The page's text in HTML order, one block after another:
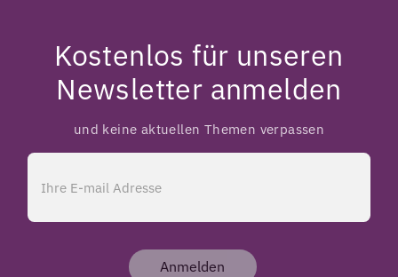
Kostenlos für unseren
Newsletter anmelden
und keine aktuellen Themen verpassen
Anmelden